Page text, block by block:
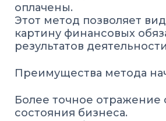
оплачены.
Этот метод позволяет
картину финансовых
результатов
Преимущества метода
Более точное отражение
состояния бизнеса.